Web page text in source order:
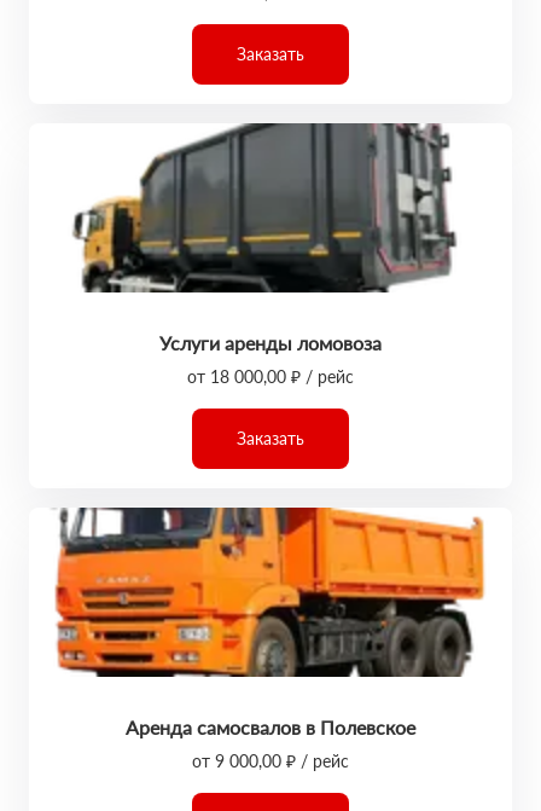
Заказать
Услуги аренды ломовоза
от 18 000,00 ₽ / рейс
Заказать
Аренда самосвалов в Полевское
от 9 000,00 ₽ / рейс